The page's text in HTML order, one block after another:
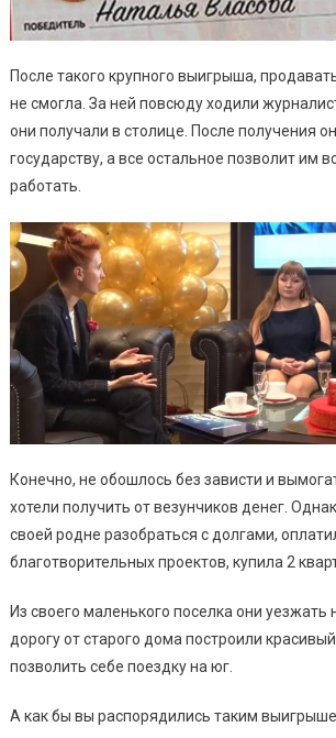
После такого крупного выигрыша,
не смогла. За ней повсюду ходили
они получали в столице. После получения
государству, а все остальное позволит им
работать.
Конечно, не обошлось без зависти и
хотели получить от везунчиков денег.
своей родне разобраться с долгами,
благотворительных проектов, купила 2
Из своего маленького поселка они уезжать
дорогу от старого дома построили
позволить себе поездку на юг.
А как бы вы распорядились таким